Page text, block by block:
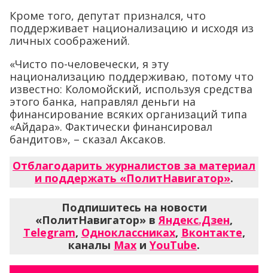
Кроме того, депутат признался, что
поддерживает национализацию и исходя из
личных соображений.
«Чисто по-человечески, я эту
национализацию поддерживаю, потому что
известно: Коломойский, используя средства
этого банка, направлял деньги на
финансирование всяких организаций типа
«Айдара». Фактически финансировал
бандитов», – сказал Аксаков.
Отблагодарить журналистов за материал
и поддержать «ПолитНавигатор».
Подпишитесь на новости
«ПолитНавигатор» вЯндекс.Дзен,
Telegram, Одноклассниках, Вконтакте,
каналы Max и YouTube.